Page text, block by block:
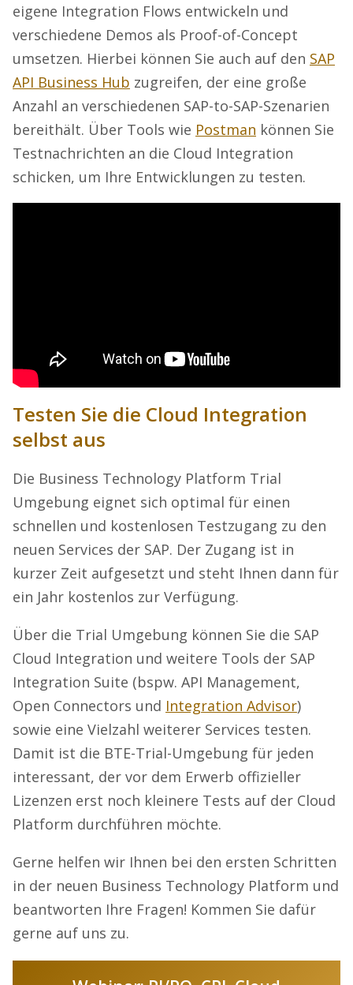
eigene Integration Flows entwickeln und
verschiedene Demos als Proof-of-Concept
umsetzen. Hierbei können Sie auch auf den SAP
API Business Hub zugreifen, der eine große
Anzahl an verschiedenen SAP-to-SAP-Szenarien
bereithält. Über Tools wie Postman können Sie
Testnachrichten an die Cloud Integration
schicken, um Ihre Entwicklungen zu testen.
Testen Sie die Cloud Integration
selbst aus
Die Business Technology Platform Trial
Umgebung eignet sich optimal für einen
schnellen und kostenlosen Testzugang zu den
neuen Services der SAP. Der Zugang ist in
kurzer Zeit aufgesetzt und steht Ihnen dann für
ein Jahr kostenlos zur Verfügung.
Über die Trial Umgebung können Sie die SAP
Cloud Integration und weitere Tools der SAP
Integration Suite (bspw. API Management,
Open Connectors und Integration Advisor)
sowie eine Vielzahl weiterer Services testen.
Damit ist die BTE-Trial-Umgebung für jeden
interessant, der vor dem Erwerb offizieller
Lizenzen erst noch kleinere Tests auf der Cloud
Platform durchführen möchte.
Gerne helfen wir Ihnen bei den ersten Schritten
in der neuen Business Technology Platform und
beantworten Ihre Fragen! Kommen Sie dafür
gerne auf uns zu.